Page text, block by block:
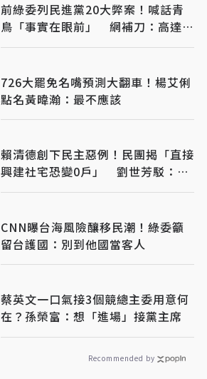
前綠委列民進黨20大弊案！喊話青
鳥「事實在眼前」 網補刀：高達
50個國家隊
726大罷免名嘴預測大翻車！楊艾俐
點名黃暐瀚：最不應該
賴清德創下民主惡例！民團揭「直接
興建社宅恐變0戶」 劉世芳駁：以
偏概全
CNN曝台海風險釀移民潮！綠委籲
留台護國：別到他國當客人
蔡英文一口氣接3個競總主委用意何
在？孫榮富：想「進場」接黨主席
Recommended by